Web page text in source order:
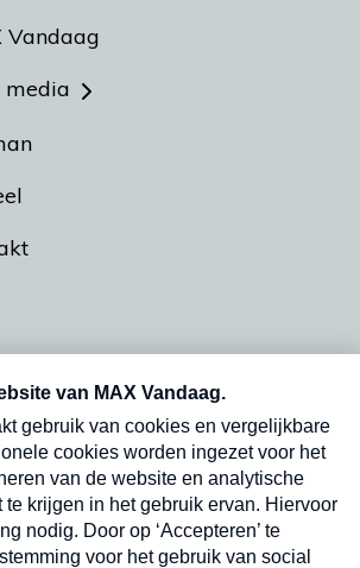
Vandaag
media
vrijdag- en dinsdagochtend in
Verzend